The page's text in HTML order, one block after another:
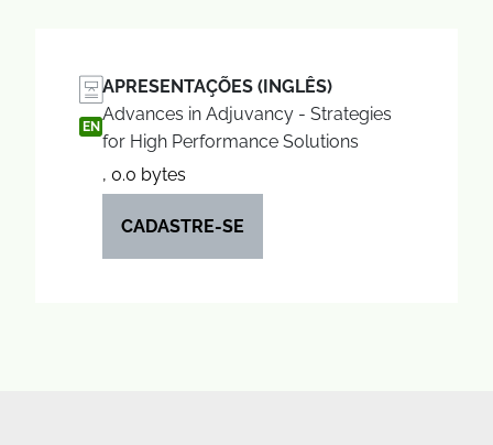
EN
APRESENTAÇÕES (INGLÊS)
Advances in Adjuvancy - Strategies
for High Performance Solutions
, 0.0 bytes
CADASTRE-SE